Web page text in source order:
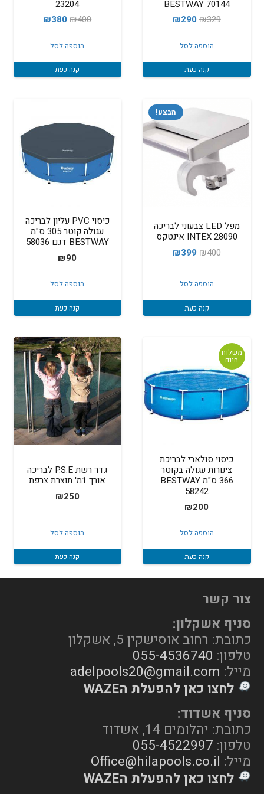
BESTWAY 70144
₪329
המחיר
היה:
₪329.
₪290
₪290.
הוספה לסל
קנה כעת
23204
₪400
המחיר
היה:
₪400.
₪380
המחיר
₪380.
הוספה לסל
קנה כעת
מבצע!
מפל LED צבעוני לבריכה
28090 INTEX אינטקס
₪400
המחיר
היה:
₪400.
₪399
₪399.
הוספה לסל
קנה כעת
כיסוי PVC עליון לבריכה
עגולה קוטר 305 ס"מ
BESTWAY דגם 58036
₪90
הוספה לסל
קנה כעת
משלוח
חינם
כיסוי סולארי לבריכת
צינורות עגולה בקוטר
366 ס"מ BESTWAY
58242
₪200
הוספה לסל
קנה כעת
גדר רשת P.S.E לבריכה
אורך 1מ' תוצרת צרפת
₪250
הוספה לסל
קנה כעת
צור קשר
סניף אשקלון:
כתובת: רחוב אוסישקין 5, אשקלון
טלפון: 055-4536740
מייל: adelpools20@gmail.com
לחצו כאן להפעלת הWAZE
סניף אשדוד:
כתובת: יהלומים 14, אשדוד
טלפון: 055-4522997
מייל: Office@hilapools.co.il
לחצו כאן להפעלת הWAZE